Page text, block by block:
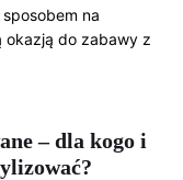
na
okazją do zabawy z
– dla kogo i